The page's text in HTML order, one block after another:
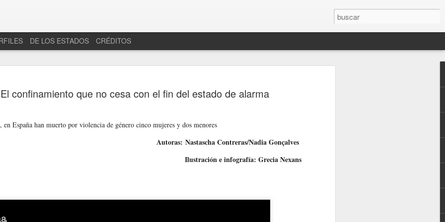
confinamiento que no cesa con el fin del estado de alarma
en España han muerto por violencia de género cinco mujeres y dos menores
Autoras: Nastascha Contreras/Nadia Gonçalves
Ilustración e infografía: Grecia Nexans
DE LOS ESTADOS CRÉDITOS